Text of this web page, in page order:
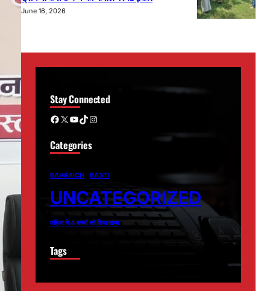
June 16, 2026
Stay Connected
Facebook X YouTube TikTok Instagram
Categories
BAHRAICH BASTI
UNCATEGORIZED
महिला ने 4 बच्चों को दिया जन्म
Tags